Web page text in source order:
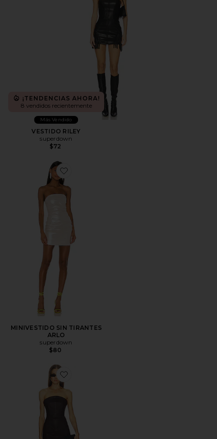
¡TENDENCIAS AHORA!
8 vendidos recientemente
Más Vendido
VESTIDO RILEY
superdown
$72
Favorite MINIVESTIDO SIN TIRANTES ARLO
MINIVESTIDO SIN TIRANTES
ARLO
superdown
$80
Favorite VESTIDO BILLY